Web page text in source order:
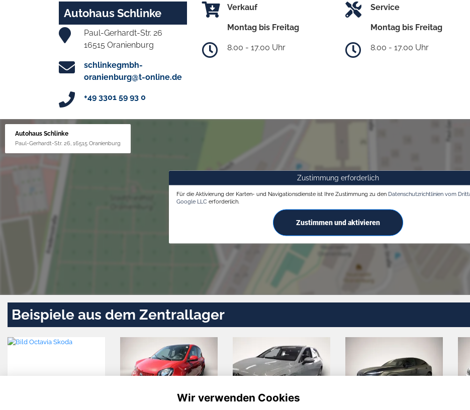
Autohaus Schlinke
Paul-Gerhardt-Str. 26
16515 Oranienburg
schlinkegmbh-
oranienburg@t-online.de
+49 3301 59 93 0
Verkauf
Montag bis Freitag
8.00 - 17.00 Uhr
Service
Montag bis Freitag
8.00 - 17.00 Uhr
Autohaus Schlinke
Paul-Gerhardt-Str. 26, 16515 Oranienburg
Zustimmung erforderlich
Für die Aktivierung der Karten- und Navigationsdienste ist Ihre Zustimmung zu den Datenschutzrichtlinien vom
Google LLC erforderlich.
Zustimmen und aktivieren
Beispiele aus dem Zentrallager
Wir verwenden Cookies